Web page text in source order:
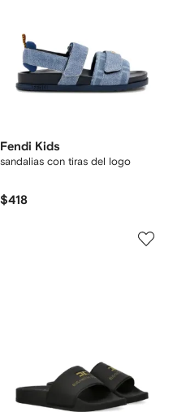
Fendi Kids
sandalias con tiras del logo
$418